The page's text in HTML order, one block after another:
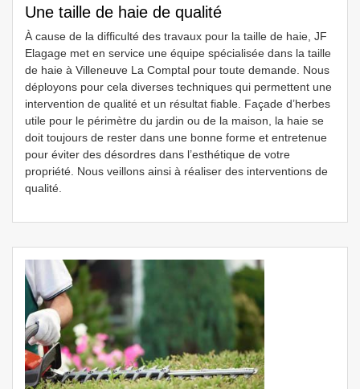
Une taille de haie de qualité
À cause de la difficulté des travaux pour la taille de haie, JF
Elagage met en service une équipe spécialisée dans la taille
de haie à Villeneuve La Comptal pour toute demande. Nous
déployons pour cela diverses techniques qui permettent une
intervention de qualité et un résultat fiable. Façade d’herbes
utile pour le périmètre du jardin ou de la maison, la haie se
doit toujours de rester dans une bonne forme et entretenue
pour éviter des désordres dans l’esthétique de votre
propriété. Nous veillons ainsi à réaliser des interventions de
qualité.